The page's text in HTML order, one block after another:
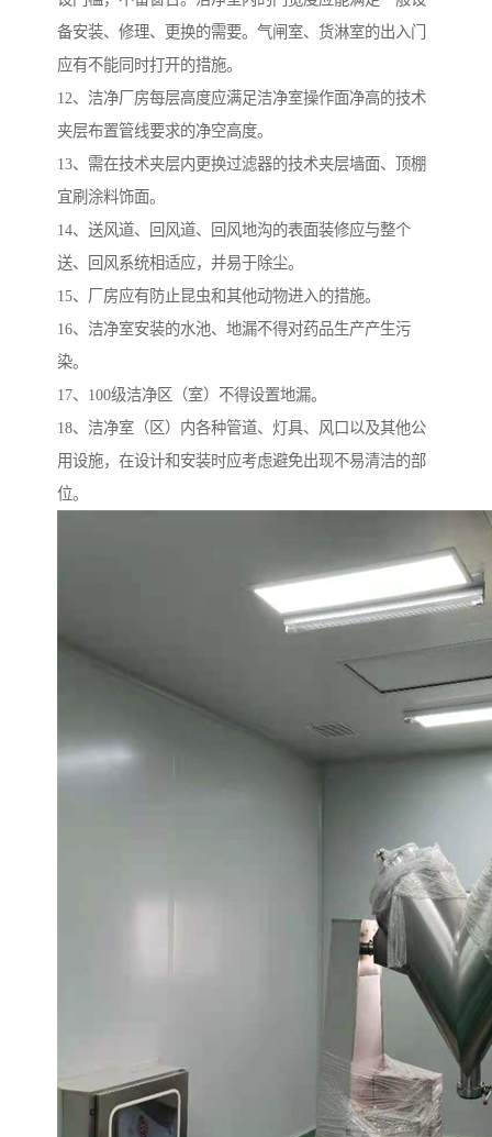
备安装、修理、更换的需要。气闸室、货淋室的出入门
应有不能同时打开的措施。
12、洁净厂房每层高度应满足洁净室操作面净高的技术
夹层布置管线要求的净空高度。
13、需在技术夹层内更换过滤器的技术夹层墙面、顶棚
宜刷涂料饰面。
14、送风道、回风道、回风地沟的表面装修应与整个
送、回风系统相适应，并易于除尘。
15、厂房应有防止昆虫和其他动物进入的措施。
16、洁净室安装的水池、地漏不得对药品生产产生污
染。
17、100级洁净区（室）不得设置地漏。
18、洁净室（区）内各种管道、灯具、风口以及其他公
用设施，在设计和安装时应考虑避免出现不易清洁的部
位。